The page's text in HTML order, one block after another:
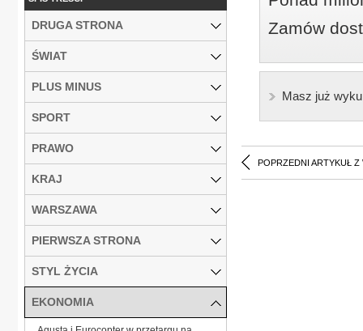
Zamów
Masz już
POPRZEDNI ARTYKUŁ Z
DRUGA STRONA
ŚWIAT
PLUS MINUS
SPORT
PRAWO
KRAJ
WARSZAWA
PIERWSZA STRONA
STYL ŻYCIA
EKONOMIA